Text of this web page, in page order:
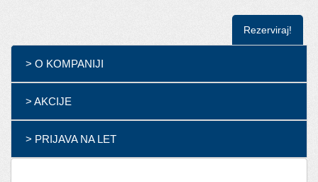
Rezerviraj!
> O KOMPANIJI
> AKCIJE
> PRIJAVA NA LET